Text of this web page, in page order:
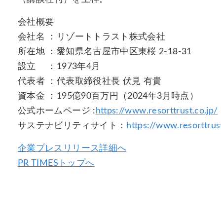
会社概要
会社名 ：リゾートトラスト株式会社
所在地 ：愛知県名古屋市中区東桜 2-18-31
設立 ：1973年4月
代表者 ：代表取締役社長 伏見 有貴
資本金 ：195億90百万円（2024年3月時点）
公式ホームページ : https://www.resorttrust.co.jp/
サステナビリティサイト：
https://
企業プレスリリース詳細へ
PR TIMESトップへ